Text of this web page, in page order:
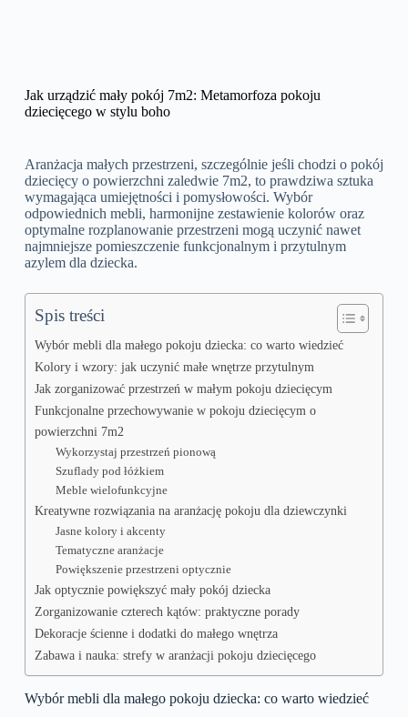
Jak urządzić mały pokój 7m2: Metamorfoza pokoju
dziecięcego w stylu boho
Aranżacja małych przestrzeni, szczególnie jeśli chodzi o pokój
dziecięcy o powierzchni zaledwie 7m2, to prawdziwa sztuka
wymagająca umiejętności i pomysłowości. Wybór
odpowiednich mebli, harmonijne zestawienie kolorów oraz
optymalne rozplanowanie przestrzeni mogą uczynić nawet
najmniejsze pomieszczenie funkcjonalnym i przytulnym
azylem dla dziecka.
Spis treści
Wybór mebli dla małego pokoju dziecka: co warto wiedzieć
Kolory i wzory: jak uczynić małe wnętrze przytulnym
Jak zorganizować przestrzeń w małym pokoju dziecięcym
Funkcjonalne przechowywanie w pokoju dziecięcym o
powierzchni 7m2
Wykorzystaj przestrzeń pionową
Szuflady pod łóżkiem
Meble wielofunkcyjne
Kreatywne rozwiązania na aranżację pokoju dla dziewczynki
Jasne kolory i akcenty
Tematyczne aranżacje
Powiększenie przestrzeni optycznie
Jak optycznie powiększyć mały pokój dziecka
Zorganizowanie czterech kątów: praktyczne porady
Dekoracje ścienne i dodatki do małego wnętrza
Zabawa i nauka: strefy w aranżacji pokoju dziecięcego
Wybór mebli dla małego pokoju dziecka: co warto wiedzieć